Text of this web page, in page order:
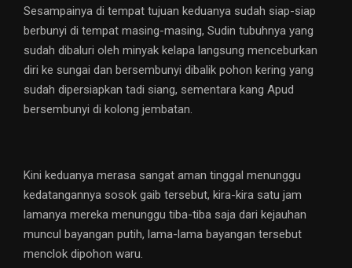
Sesampainya di tempat tujuan keduanya sudah siap-siap
berbunyi di tempat masing-masing, Sudin tubuhnya yang
sudah dibaluri oleh minyak kelapa langsung menceburkan
diri ke sungai dan bersembunyi dibalik pohon kering yang
sudah dipersiapkan tadi siang, sementara kang Apud
bersembunyi di kolong jembatan.
Kini keduanya merasa sangat aman tinggal menunggu
kedatangannya sosok gaib tersebut, kira-kira satu jam
lamanya mereka menunggu tiba-tiba saja dari kejauhan
muncul bayangan putih, lama-lama bayangan tersebut
menclok dipohon waru.